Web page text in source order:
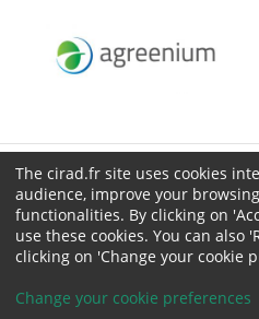
©
Legal
Personal
Public
The cirad.fr site uses cookies
audience, improve your
functionalities. By clicking on
use these cookies. You can also
clicking on 'Change your cookie
Change your cookie preferences